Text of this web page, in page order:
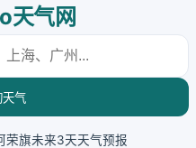
天气网
气
荣旗未来3天天气预报